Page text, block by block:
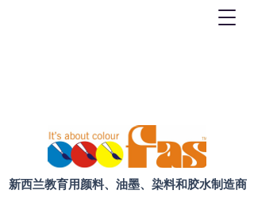
新西兰教育用颜料、油墨、染料和胶水制造商